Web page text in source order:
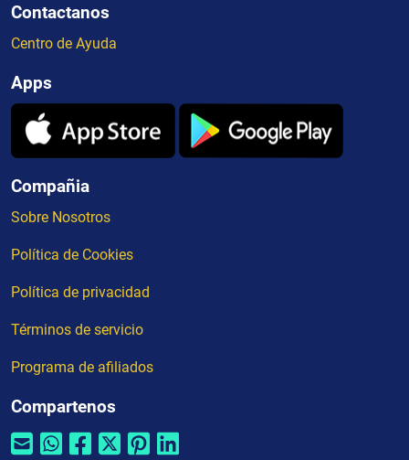
Contactanos
Centro de Ayuda
Apps
Compañia
Sobre Nosotros
Política de Cookies
Política de privacidad
Términos de servicio
Programa de afiliados
Compartenos